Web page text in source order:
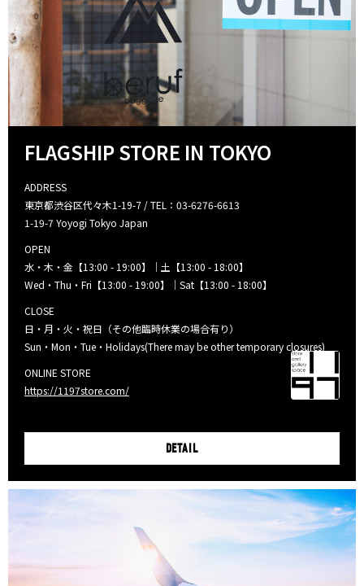
FLAGSHIP STORE IN TOKYO
ADDRESS
東京都渋谷区代々木1-19-7 / TEL：03-6276-6613
1-19-7 Yoyogi Tokyo Japan
OPEN
水・木・金【13:00 - 19:00】｜土【13:00 - 18:00】
Wed・Thu・Fri【13:00 - 19:00】｜Sat【13:00 - 18:00】
CLOSE
日・月・火・祝日（その他臨時休業の場合有り）
Sun・Mon・Tue・Holidays(There may be other temporary closures)
ONLINE STORE
https://1197store.com/
DETAIL